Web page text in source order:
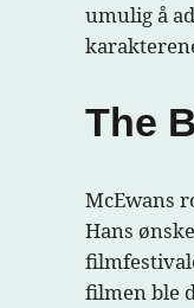
umulig å
The
McEwans
Hans
filmen ble